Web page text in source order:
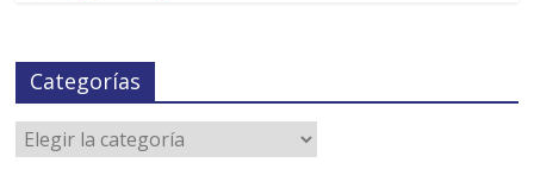
Categorías